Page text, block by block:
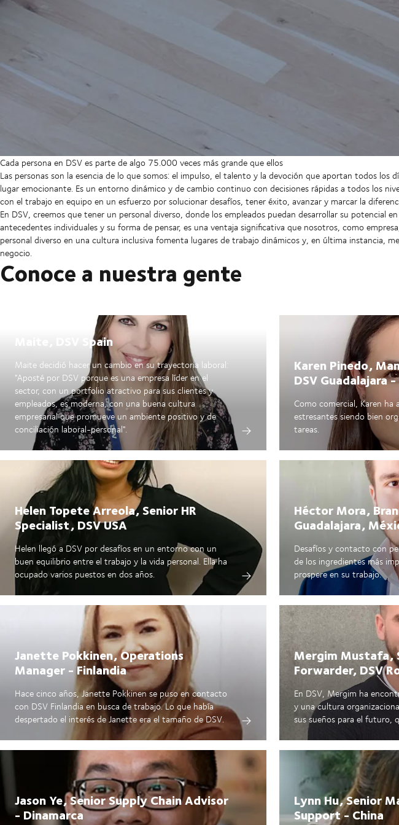
Cada persona en DSV es parte de algo 75.000 veces más grande que ellos
Las personas son la esencia de lo que somos: el impulso, el talento y la devoción que aportan todos los
lugar emocionante. Es un entorno dinámico y de cambio continuo con decisiones rápidas a todos los
con el trabajo en equipo en un esfuerzo por solucionar desafíos, tener éxito, avanzar y marcar la
En DSV, creemos que tener un personal diverso, donde los empleados puedan desarrollar su potencial
antecedentes individuales y su forma de pensar, es una ventaja significativa que nosotros, como
personal diverso en una cultura inclusiva fomenta lugares de trabajo dinámicos y, en última instancia,
negocio.
Conoce a nuestra gente
Maite, DSV Spain
Maite decidió hacer un cambio en su trayectoria laboral:
"Aposté por DSV porque es una empresa líder en el
sector, con un portfolio atractivo para sus clientes y
empleados, es moderna, con una buena cultura
empresarial que promueve un ambiente positivo y de
conciliación laboral-personal".
Karen Pinedo,
DSV Guadalajara
Como comercial, Karen ha
estresantes siendo bien
tareas.
Helen Topete Arreola, Senior HR
Specialist, DSV USA
Helen llegó a DSV por desafíos en un entorno con un
buen equilibrio entre el trabajo y la vida personal. Ella ha
ocupado varios puestos en dos años.
Héctor Mora,
Guadalajara,
Desafíos y contacto con
de los ingredientes más
prospere en su trabajo.
Janette Pokkinen, Operations
Manager - Finlandia
Hace cinco años, Janette Pokkinen se puso en contacto
con DSV Finlandia en busca de trabajo. Lo que había
despertado el interés de Janette era el tamaño de DSV.
Mergim Mustafa,
Forwarder, DSV
En DSV, Mergim ha
y una cultura
sus sueños para el futuro,
Jason Ye, Senior Supply Chain Advisor
- Dinamarca
Lynn Hu, Senior
Support - China